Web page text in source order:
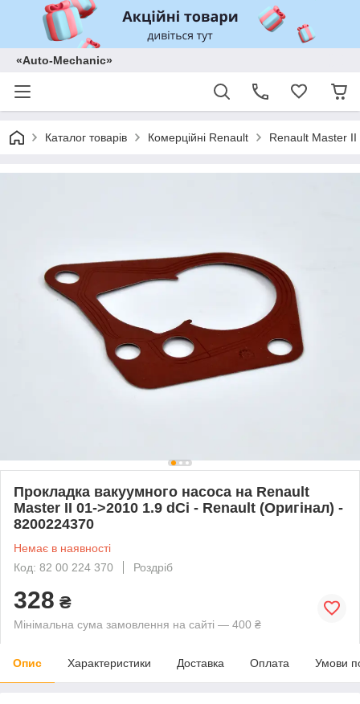
«Auto-Mechanic»
Каталог товарів Комерційні Renault Renault Master
Прокладка вакуумного насоса на Renault
Master II 01->2010 1.9 dCi - Renault (Оригінал) -
8200224370
Немає в наявності
Код: 82 00 224 370
Роздріб
328 ₴
Мінімальна сума замовлення на сайті — 400 ₴
Опис Характеристики Доставка Оплата Умови